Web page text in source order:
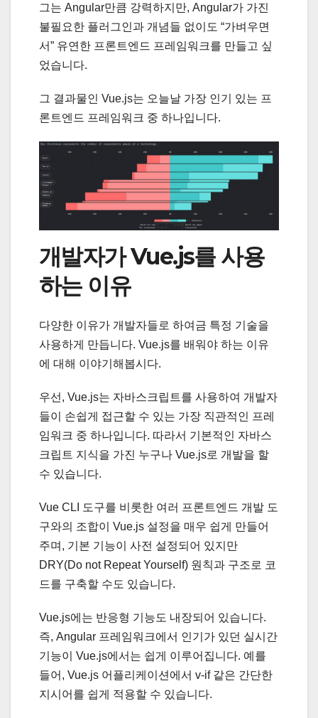
그는 Angular만큼 강력하지만, Angular가 가진
불필요한 플러그인과 개념들 없이도 “가벼우면
서” 유연한 프론트엔드 프레임워크를 만들고 싶
었습니다.
그 결과물인 Vue.js는 오늘날 가장 인기 있는 프
론트엔드 프레임워크 중 하나입니다.
개발자가 Vue.js를 사용
하는 이유
다양한 이유가 개발자들로 하여금 특정 기술을
사용하게 만듭니다. Vue.js를 배워야 하는 이유
에 대해 이야기해봅시다.
우선, Vue.js는 자바스크립트를 사용하여 개발자
들이 손쉽게 접근할 수 있는 가장 직관적인 프레
임워크 중 하나입니다. 따라서 기본적인 자바스
크립트 지식을 가진 누구나 Vue.js로 개발을 할
수 있습니다.
Vue CLI 도구를 비롯한 여러 프론트엔드 개발 도
구와의 조합이 Vue.js 설정을 매우 쉽게 만들어
주며, 기본 기능이 사전 설정되어 있지만
DRY(Do not Repeat Yourself) 원칙과 구조로 코
드를 구축할 수도 있습니다.
Vue.js에는 반응형 기능도 내장되어 있습니다.
즉, Angular 프레임워크에서 인기가 있던 실시간
기능이 Vue.js에서는 쉽게 이루어집니다. 예를
들어, Vue.js 어플리케이션에서 v-if 같은 간단한
지시어를 쉽게 적용할 수 있습니다.